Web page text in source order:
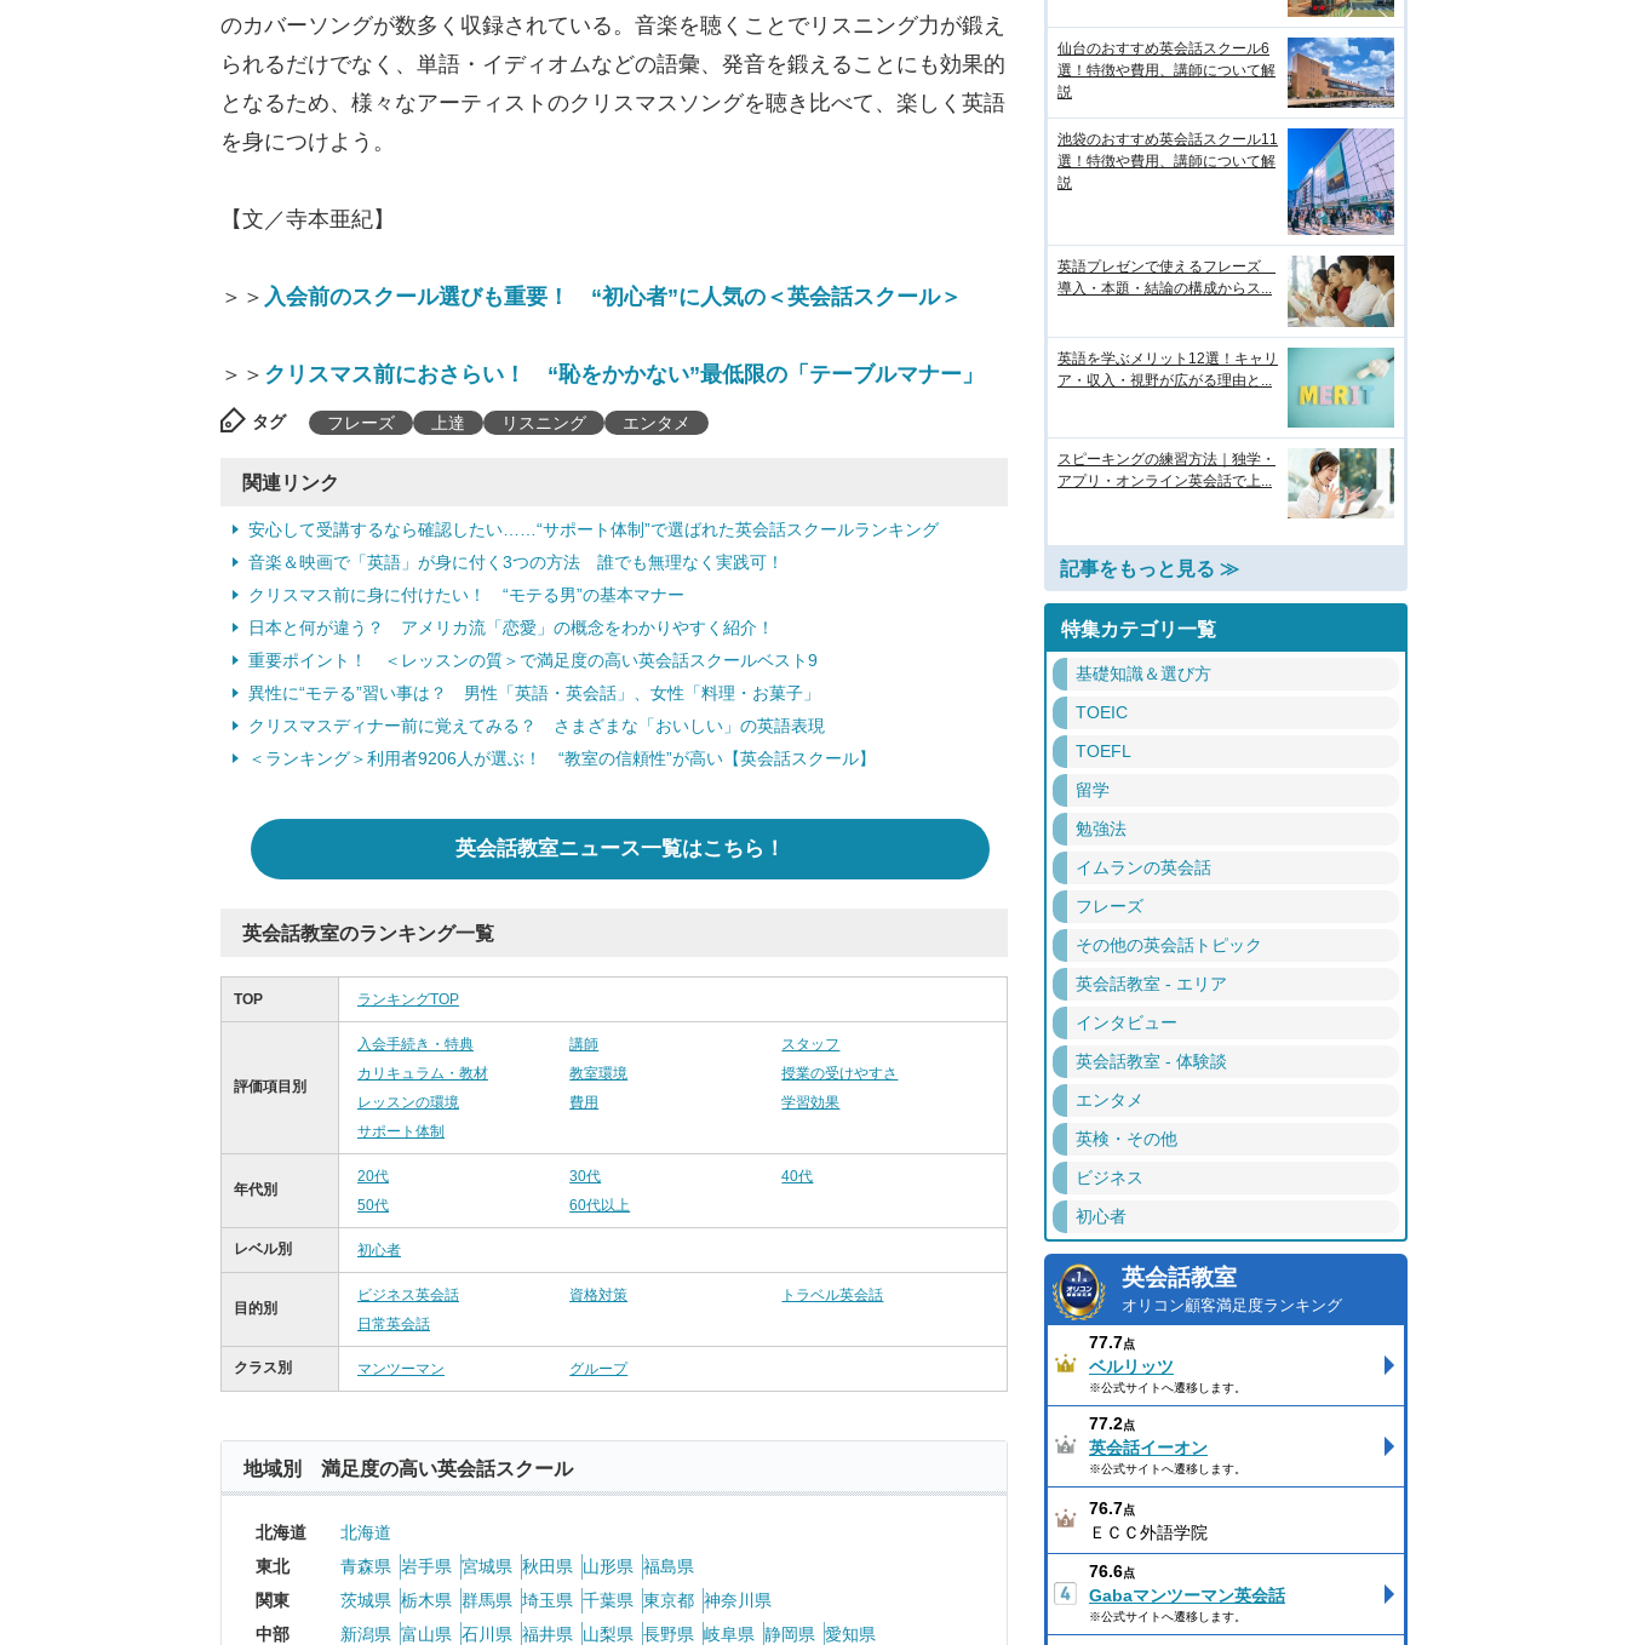
のカバーソングが数多く収録されている。音楽を聴くことでリスニング力が鍛え
られるだけでなく、単語・イディオムなどの語彙、発音を鍛えることにも効果的
となるため、様々なアーティストのクリスマスソングを聴き比べて、楽しく英語
を身につけよう。
【文／寺本亜紀】
＞＞ 入会前のスクール選びも重要！ “初心者”に人気の＜英会話スクール＞
＞＞ クリスマス前におさらい！ “恥をかかない”最低限の「テーブルマナー」
タグ フレーズ 上達 リスニング エンタメ
関連リンク
安心して受講するなら確認したい……“サポート体制”で選ばれた英会話スクールランキング
音楽＆映画で「英語」が身に付く3つの方法 誰でも無理なく実践可！
クリスマス前に身に付けたい！ “モテる男”の基本マナー
日本と何が違う？ アメリカ流「恋愛」の概念をわかりやすく紹介！
重要ポイント！ ＜レッスンの質＞で満足度の高い英会話スクールベスト9
異性に“モテる”習い事は？ 男性「英語・英会話」、女性「料理・お菓子」
クリスマスディナー前に覚えてみる？ さまざまな「おいしい」の英語表現
＜ランキング＞利用者9206人が選ぶ！ “教室の信頼性”が高い【英会話スクール】
英会話教室ニュース一覧はこちら！
英会話教室のランキング一覧
TOP ランキングTOP
評価項目別
入会手続き・特典 講師
スタッフ
カリキュラム・教材
教室環境
授業の受けやすさ
レッスンの環境
費用
学習効果
サポート体制
年代別
20代 30代
40代
50代
60代以上
レベル別 初心者
目的別
ビジネス英会話 資格対策
トラベル英会話
日常英会話
クラス別 マンツーマン グループ
地域別 満足度の高い英会話スクール
北海道
北海道
東北
青森県 岩手県 宮城県 秋田県 山形県 福島県
関東
茨城県 栃木県 群馬県 埼玉県 千葉県 東京都 神奈川県
中部
新潟県 富山県 石川県 福井県 山梨県 長野県 岐阜県 静岡県 愛知県
仙台のおすすめ英会話スクール6
選！特徴や費用、講師について解
説
池袋のおすすめ英会話スクール11
選！特徴や費用、講師について解
説
英語プレゼンで使えるフレーズ
導入・本題・結論の構成からス...
英語を学ぶメリット12選！キャリ
ア・収入・視野が広がる理由と...
スピーキングの練習方法｜独学・
アプリ・オンライン英会話で上...
記事をもっと見る ≫
特集カテゴリ一覧
基礎知識＆選び方
TOEIC
TOEFL
留学
勉強法
イムランの英会話
フレーズ
その他の英会話トピック
英会話教室 - エリア
インタビュー
英会話教室 - 体験談
エンタメ
英検・その他
ビジネス
初心者
英会話教室
オリコン顧客満足度ランキング
77.7点
ベルリッツ
※公式サイトへ遷移します。
77.2点
英会話イーオン
※公式サイトへ遷移します。
76.7点
ＥＣＣ外語学院
76.6点
Gabaマンツーマン英会話
※公式サイトへ遷移します。